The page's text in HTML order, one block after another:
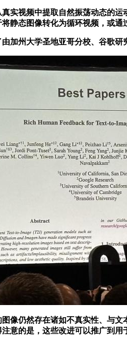
视频中提取自然振荡动态的运
静态图像转化为循环视频，或
州大学圣地亚哥分校、谷歌研究
仍然存在诸如不真实性、与文
意的是，这些改进可以推广到用